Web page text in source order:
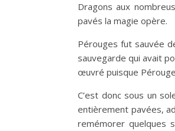
Dragons aux
pavés la magie opère.
Pérouges fut sauvée
sauvegarde qui avait
œuvré puisque
C’est donc sous un
entièrement pavées,
remémorer quelques